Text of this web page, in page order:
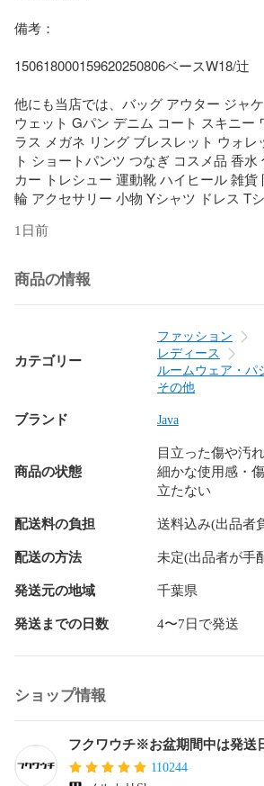
備考：
150618000159620250806ベースW18/辻
他にも当店では、バッグ アウター ジャ
ウェット Gパン デニム コート スキニー
ラス メガネ リング ブレスレット ウォレ
ト ショートパンツ つなぎ コスメ品 香
カー トレシュー 運動靴 ハイヒール 雑貨
輪 アクセサリー 小物 Yシャツ ドレス T
エスニック 民族系 水着 キャップ ネック
ン 羽織 ダウンジャケット トレンチ カー
ミモレ 透け ブラトップ タイト ミニサイ
シ オーバーサイズ スキニー スリムデザ
さいサイズ 大きいサイズ タックワイド
ン ミリタリー 法被 着物 浴衣 自動巻時計
ウォッチ クオーツ ビンテージ ビンテー
リューム 上下セット 春 夏 秋 冬 高級品
コン ドライブ デート 同窓会 飲み会 登山
里帰り ゆったり パジャマ 部屋着 家着 外
カジュアル OL 喪服 冠婚葬祭 フェス ラ
ーマパーク 婚活 コスプレ コミ系 ハロ
ポーツ スキー スノボ サーフィン カラオ
ィネート コーデ ドメスティック インポ
系 ロリータ系 韓国系 ストリート系 Y2K
ィング お呼ばれ 同窓会 裏原系 お見合い
パー系 youtuber インフルエンサー ナチ
テン系 オーガニック系 芸能人 俳優系 複
かわいい系 ガーリー 個性派 フィットネ
さん系 オタク系 モード系 やりら系 ホス
等の品を多数取り扱っています。
フォロー頂きますとフォローワー様限定
ンや情報をお届けしております。
1日前
商品の情報
カテゴリー
ファッション
レディース
ルームウェア・パ
その他
ブランド Java
商品の状態
目立った傷や汚
細かな使用感・
立たない
配送料の負担 送料込み(出品者
配送の方法 未定(出品者が手
発送元の地域 千葉県
発送までの日数 4〜7日で発送
ショップ情報
フクワウチ※お盆期間中は発送
110244